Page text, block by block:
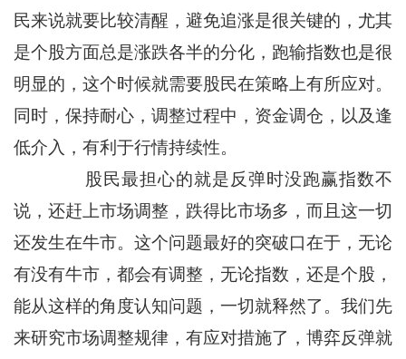
民来说就要比较清醒，避免追涨是很关键的，尤其
是个股方面总是涨跌各半的分化，跑输指数也是很
明显的，这个时候就需要股民在策略上有所应对。
同时，保持耐心，调整过程中，资金调仓，以及逢
低介入，有利于行情持续性。
股民最担心的就是反弹时没跑赢指数不
说，还赶上市场调整，跌得比市场多，而且这一切
还发生在牛市。这个问题最好的突破口在于，无论
有没有牛市，都会有调整，无论指数，还是个股，
能从这样的角度认知问题，一切就释然了。我们先
来研究市场调整规律，有应对措施了，博弈反弹就